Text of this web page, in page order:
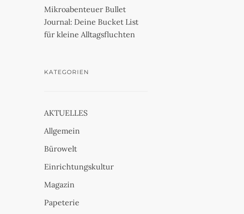
Mikroabenteuer Bullet
Journal: Deine Bucket List
für kleine Alltagsfluchten
KATEGORIEN
AKTUELLES
Allgemein
Bürowelt
Einrichtungskultur
Magazin
Papeterie